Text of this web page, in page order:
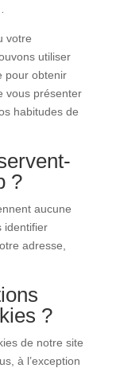
votre
utiliser
pour obtenir
vous présenter
habitudes de
?
aucune
identifier
adresse,
?
de notre site
à l’exception